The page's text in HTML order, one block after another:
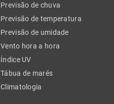
Previsão de chuva
Previsão de temperatura
Previsão de umidade
Vento hora a hora
Índice UV
Tábua de marés
Climatologia